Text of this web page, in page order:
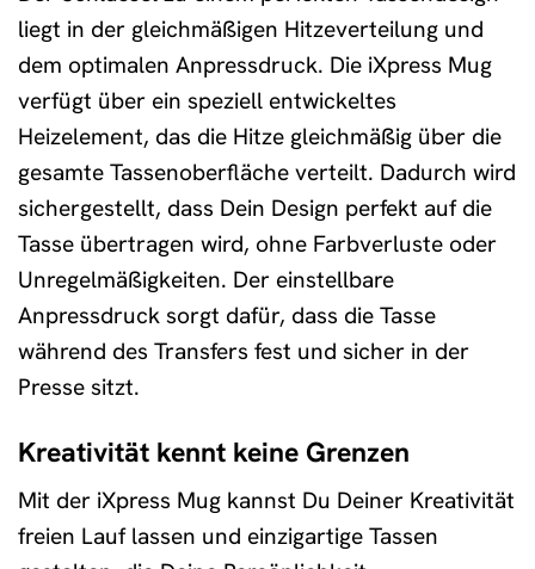
liegt in der gleichmäßigen Hitzeverteilung und
dem optimalen Anpressdruck. Die iXpress Mug
verfügt über ein speziell entwickeltes
Heizelement, das die Hitze gleichmäßig über die
gesamte Tassenoberfläche verteilt. Dadurch wird
sichergestellt, dass Dein Design perfekt auf die
Tasse übertragen wird, ohne Farbverluste oder
Unregelmäßigkeiten. Der einstellbare
Anpressdruck sorgt dafür, dass die Tasse
während des Transfers fest und sicher in der
Presse sitzt.
Kreativität kennt keine Grenzen
Mit der iXpress Mug kannst Du Deiner Kreativität
freien Lauf lassen und einzigartige Tassen